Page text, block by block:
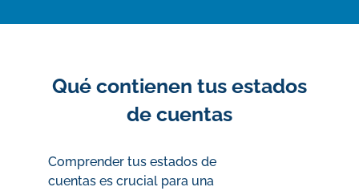
Qué contienen tus estados
de cuentas
Comprender tus estados de
cuentas es crucial para una